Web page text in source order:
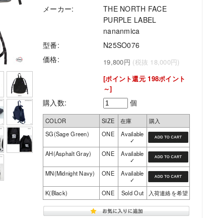
メーカー:
THE NORTH FACE
PURPLE LABEL
nananmica
型番:
N25SO076
価格:
19,800円 (税抜 18,000円)
[ポイント還元 198ポイント
～]
購入数: 個
COLOR SIZE 在庫
購入
SG(Sage Green)
ONE
Available
✓
AH(Asphalt Gray)
ONE
Available
✓
MN(Midnight Navy)
ONE
Available
✓
K(Black)
ONE Sold Out 入荷連絡を希望